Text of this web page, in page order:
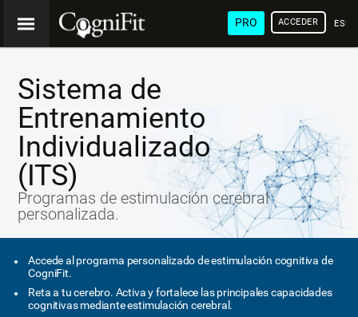
PRO ACCEDER
Sistema de
Entrenamiento
Individualizado
(ITS)
Programas de estimulación cerebral
personalizada.
Accede al programa personalizado de estimulación cognitiva de
CogniFit.
Reta a tu cerebro. Activa y fortalece las principales capacidades
cognitivas mediante estimulación cerebral.